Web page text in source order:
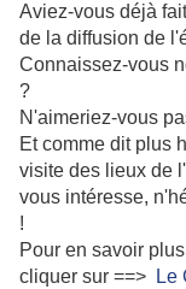
Aviez-vous déjà
de la diffusion de
Connaissez-vous
?
N'aimeriez-vous
Et comme dit plus
visite des lieux de
vous intéresse,
!
Pour en savoir
cliquer sur ==>
Le